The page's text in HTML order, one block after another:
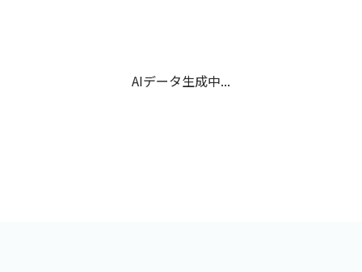
AIデータ生成中...